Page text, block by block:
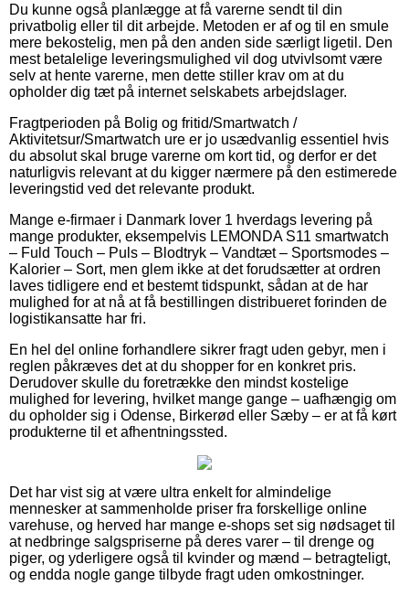
Du kunne også planlægge at få varerne sendt til din
privatbolig eller til dit arbejde. Metoden er af og til en smule
mere bekostelig, men på den anden side særligt ligetil. Den
mest betalelige leveringsmulighed vil dog utvivlsomt være
selv at hente varerne, men dette stiller krav om at du
opholder dig tæt på internet selskabets arbejdslager.
Fragtperioden på Bolig og fritid/Smartwatch /
Aktivitetsur/Smartwatch ure er jo usædvanlig essentiel hvis
du absolut skal bruge varerne om kort tid, og derfor er det
naturligvis relevant at du kigger nærmere på den estimerede
leveringstid ved det relevante produkt.
Mange e-firmaer i Danmark lover 1 hverdags levering på
mange produkter, eksempelvis LEMONDA S11 smartwatch
– Fuld Touch – Puls – Blodtryk – Vandtæt – Sportsmodes –
Kalorier – Sort, men glem ikke at det forudsætter at ordren
laves tidligere end et bestemt tidspunkt, sådan at de har
mulighed for at nå at få bestillingen distribueret forinden de
logistikansatte har fri.
En hel del online forhandlere sikrer fragt uden gebyr, men i
reglen påkræves det at du shopper for en konkret pris.
Derudover skulle du foretrække den mindst kostelige
mulighed for levering, hvilket mange gange – uafhængig om
du opholder sig i Odense, Birkerød eller Sæby – er at få kørt
produkterne til et afhentningssted.
Det har vist sig at være ultra enkelt for almindelige
mennesker at sammenholde priser fra forskellige online
varehuse, og herved har mange e-shops set sig nødsaget til
at nedbringe salgspriserne på deres varer – til drenge og
piger, og yderligere også til kvinder og mænd – betragteligt,
og endda nogle gange tilbyde fragt uden omkostninger.